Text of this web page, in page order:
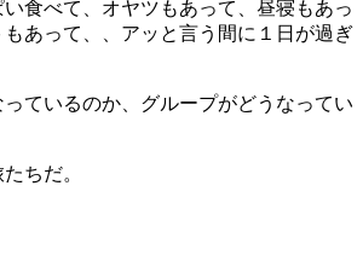
食べて、オヤツもあって、昼寝もあっ
あって、、アッと言う間に１日が過ぎ
ているのか、グループがどうなってい
ちだ。